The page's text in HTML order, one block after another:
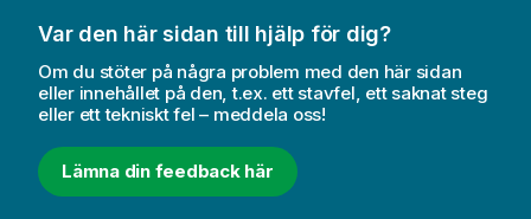
Var den här sidan till hjälp för dig?
Om du stöter på några problem med den här sidan
eller innehållet på den, t.ex. ett stavfel, ett saknat steg
eller ett tekniskt fel – meddela oss!
Lämna din feedback här